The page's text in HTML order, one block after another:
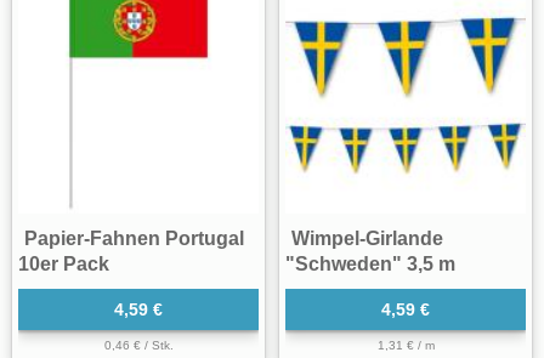
Papier-Fahnen Portugal
10er Pack
4,59 €
0,46 € / Stk.
Wimpel-Girlande
"Schweden" 3,5 m
4,59 €
1,31 € / m